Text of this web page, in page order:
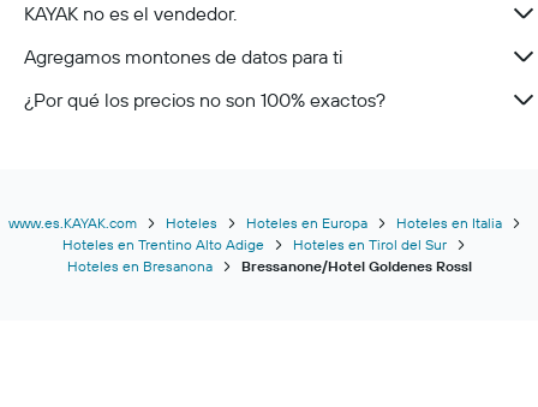
KAYAK no es el vendedor.
Agregamos montones de datos para ti
¿Por qué los precios no son 100% exactos?
www.es.KAYAK.com Hoteles Hoteles en Europa
Hoteles en Italia
Hoteles en Trentino Alto Adige
Hoteles en Tirol del Sur
Hoteles en Bresanona
Bressanone/Hotel Goldenes Rossl